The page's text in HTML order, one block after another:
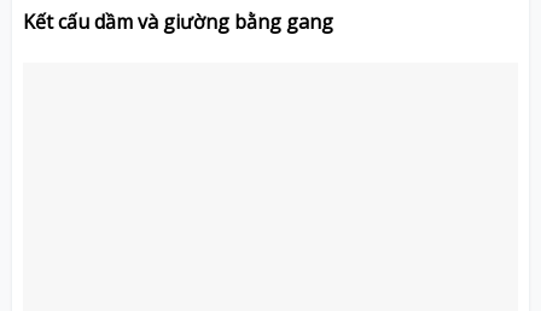
Kết cấu dầm và giường bằng gang